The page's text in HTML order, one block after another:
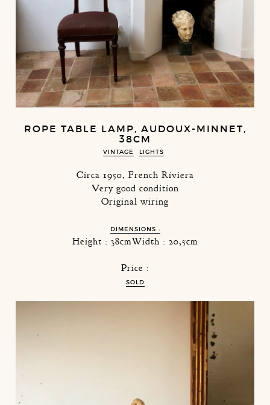
ROPE TABLE LAMP, AUDOUX-MINNET,
38CM
VINTAGE LIGHTS
Circa 1950, French Riviera
Very good condition
Original wiring
DIMENSIONS :
Height : 38cmWidth : 20,5cm
Price :
SOLD